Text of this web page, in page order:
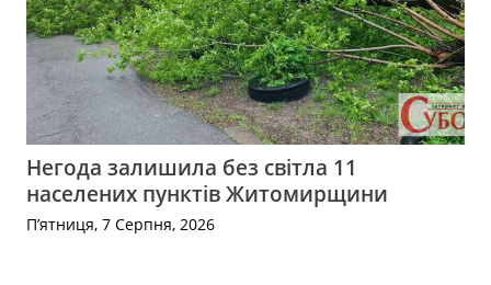
Негода залишила без світла 11
населених пунктів Житомирщини
П’ятниця, 7 Серпня, 2026